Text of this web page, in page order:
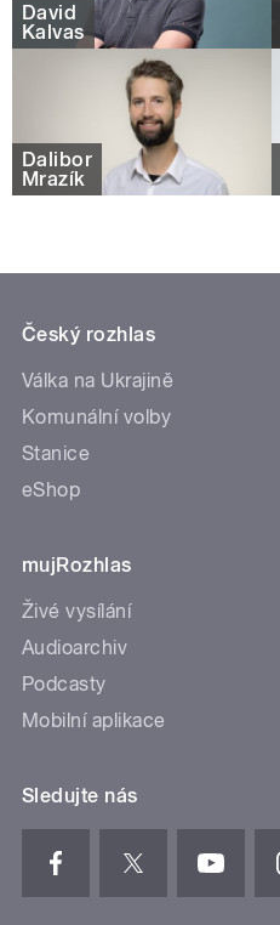
David
Kalvas
Dalibor
Mrazík
Český rozhlas
Válka na Ukrajině
Komunální volby
Stanice
eShop
mujRozhlas
Živé vysílání
Audioarchiv
Podcasty
Mobilní aplikace
Sledujte nás